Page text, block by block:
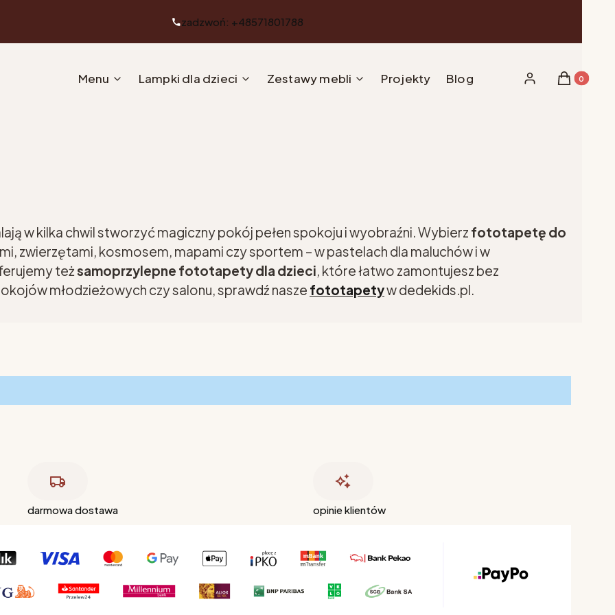
zadzwoń: +48571801788
Menu Lampki dla dzieci Zestawy mebli Projekty Blog Zaloguj sięProdukty
Koszyk
w kilka chwil stworzyć magiczny pokój pełen spokoju i wyobraźni. Wybierz fototapetę do
zwierzętami, kosmosem, mapami czy sportem – w pastelach dla maluchów i w
teżsamoprzylepne fototapety dla dzieci, które łatwo zamontujesz bez
młodzieżowych czy salonu, sprawdź nasze fototapetyw dedekids.pl.
darmowa dostawa opinie klientów